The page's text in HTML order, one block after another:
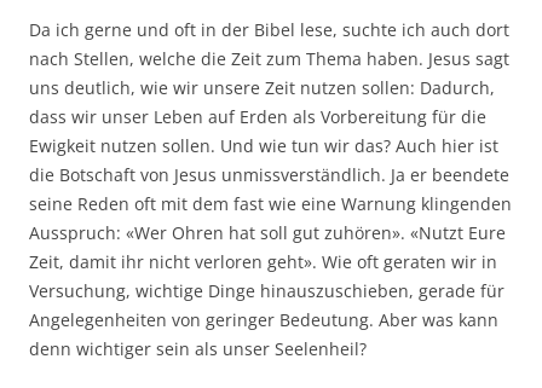
Da ich gerne und oft in der Bibel lese, suchte ich auch dort
nach Stellen, welche die Zeit zum Thema haben. Jesus sagt
uns deutlich, wie wir unsere Zeit nutzen sollen: Dadurch,
dass wir unser Leben auf Erden als Vorbereitung für die
Ewigkeit nutzen sollen. Und wie tun wir das? Auch hier ist
die Botschaft von Jesus unmissverständlich. Ja er beendete
seine Reden oft mit dem fast wie eine Warnung klingenden
Ausspruch: «Wer Ohren hat soll gut zuhören». «Nutzt Eure
Zeit, damit ihr nicht verloren geht». Wie oft geraten wir in
Versuchung, wichtige Dinge hinauszuschieben, gerade für
Angelegenheiten von geringer Bedeutung. Aber was kann
denn wichtiger sein als unser Seelenheil?